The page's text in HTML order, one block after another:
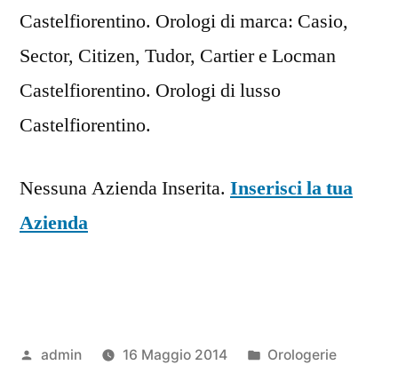
Castelfiorentino. Orologi di marca: Casio,
Sector, Citizen, Tudor, Cartier e Locman
Castelfiorentino. Orologi di lusso
Castelfiorentino.
Nessuna Azienda Inserita. Inserisci la tua
Azienda
Pubblicato
admin 16 Maggio 2014
Pubblicato
Orologerie